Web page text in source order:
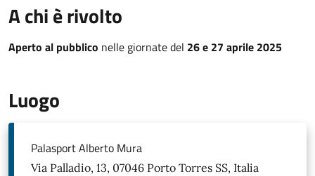
A chi è rivolto
Aperto al pubblico nelle giornate del 26 e 27 aprile 2025
Luogo
Palasport Alberto Mura
Via Palladio, 13, 07046 Porto Torres SS, Italia